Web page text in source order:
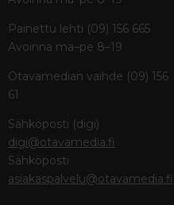
Painettu lehti (09) 156 665
Avoinna ma–pe 8–19
Otavamedian vaihde (09) 156
61
Sähköposti (digi)
digi@otavamedia.fi
Sähköposti
asiakaspalvelu@otavamedia.fi